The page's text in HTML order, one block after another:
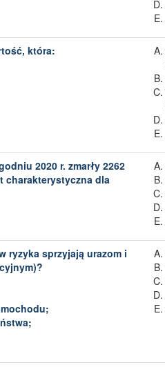
która:
2020 r. zmarły 2262
charakterystyczna dla
ryzyka sprzyjają urazom i